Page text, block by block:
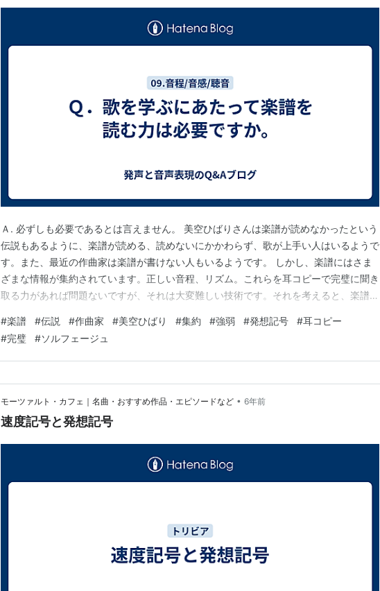
Ａ. 必ずしも必要であるとは言えません。 美空ひばりさんは楽譜が読めなかったという
伝説もあるように、楽譜が読める、読めないにかかわらず、歌が上手い人はいるようで
す。また、最近の作曲家は楽譜が書けない人もいるようです。 しかし、楽譜にはさま
ざまな情報が集約されています。正しい音程、リズム。これらを耳コピーで完璧に聞き
取る力があれば問題ないですが、それは大変難しい技術です。それを考えると、楽譜を
度、読むようにしています。 曲名、作曲者、作詞者、調号から調性を出し、拍子をま
ず確認し、音符を読み、歌詞を読む。展開の中では転調…
#楽譜 #伝説 #作曲家 #美空ひばり #集約 #強弱 #発想記号 #耳コピー
#完璧 #ソルフェージュ
モーツァルト・カフェ｜名曲・おすすめ作品・エピソードなど • 6年前
速度記号と発想記号